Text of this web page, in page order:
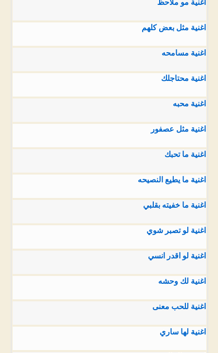
اغنية مو ملاحظ
اغنية مثل بعض كلهم
اغنية مسامحه
اغنية محتاجلك
اغنية محبه
اغنية مثل عصفور
اغنية ما تحبك
اغنية ما يطيع النصيحه
اغنية ما خفيته بقلبي
اغنية لو تصبر شوي
اغنية لو اقدر انسي
اغنية لك وحشه
اغنية للحب معنى
اغنية لها ساري